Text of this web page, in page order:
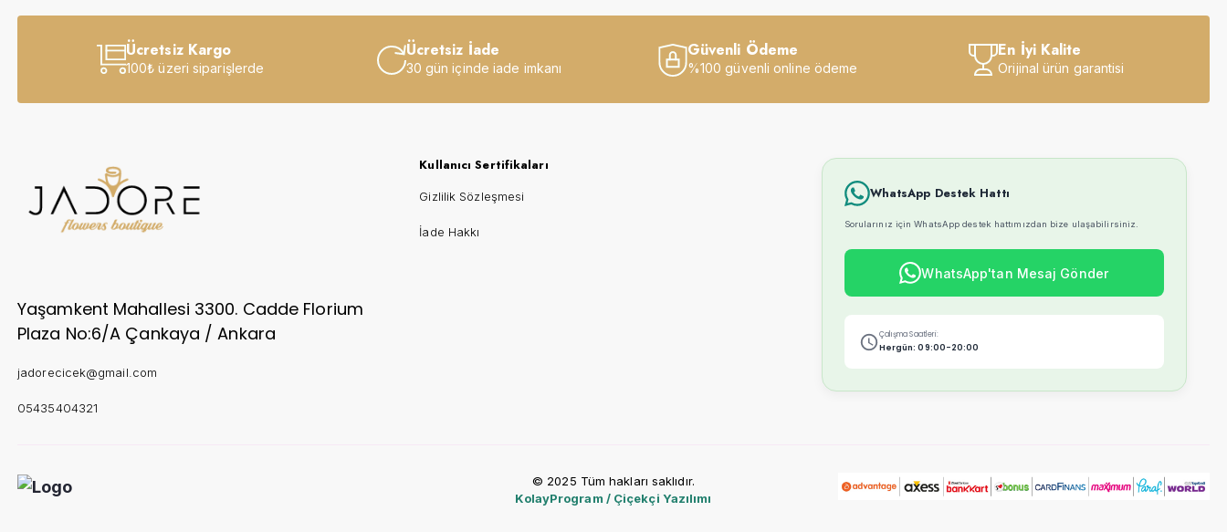
Ücretsiz Kargo
100₺ üzeri siparişlerde
Ücretsiz İade
30 gün içinde iade imkanı
Güvenli Ödeme
%100 güvenli online ödeme
En İyi Kalite
Orijinal ürün garantisi
Yaşamkent Mahallesi 3300. Cadde Florium
Plaza No:6/A Çankaya / Ankara
jadorecicek@gmail.com
05435404321
Kullanıcı Sertifikaları
Gizlilik Sözleşmesi
İade Hakkı
WhatsApp Destek Hattı
Sorularınız için WhatsApp destek hattımızdan bize ulaşabilirsiniz.
WhatsApp'tan Mesaj Gönder
Çalışma Saatleri:
Hergün: 09:00-20:00
© 2025 Tüm hakları saklıdır.
KolayProgram / Çiçekçi Yazılımı